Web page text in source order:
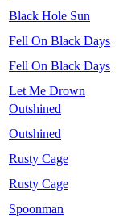
Black Hole Sun
Fell On Black Days
Fell On Black Days
Let Me Drown
Outshined
Outshined
Rusty Cage
Rusty Cage
Spoonman